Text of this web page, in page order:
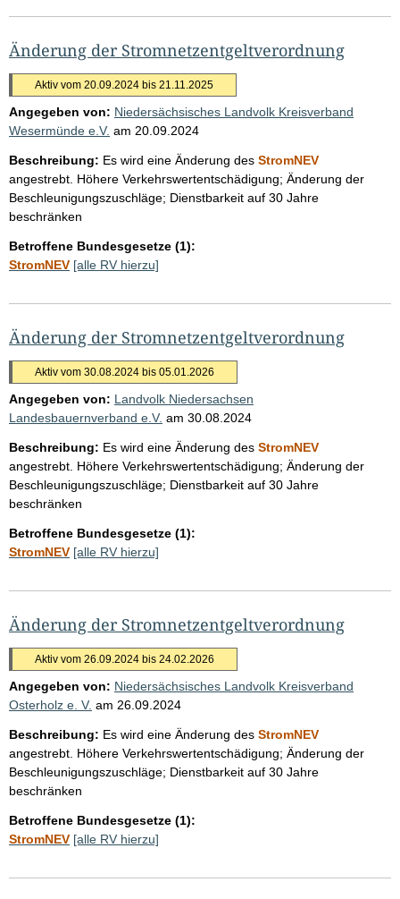
Änderung der Stromnetzentgeltverordnung
Aktiv vom 20.09.2024 bis 21.11.2025
Angegeben von: Niedersächsisches Landvolk Kreisverband
Wesermünde e.V. am 20.09.2024
Beschreibung: Es wird eine Änderung des StromNEV
angestrebt. Höhere Verkehrswertentschädigung; Änderung der
Beschleunigungszuschläge; Dienstbarkeit auf 30 Jahre
beschränken
Betroffene Bundesgesetze (1):
StromNEV [alle RV hierzu]
Änderung der Stromnetzentgeltverordnung
Aktiv vom 30.08.2024 bis 05.01.2026
Angegeben von: Landvolk Niedersachsen
Landesbauernverband e.V. am 30.08.2024
Beschreibung: Es wird eine Änderung des StromNEV
angestrebt. Höhere Verkehrswertentschädigung; Änderung der
Beschleunigungszuschläge; Dienstbarkeit auf 30 Jahre
beschränken
Betroffene Bundesgesetze (1):
StromNEV [alle RV hierzu]
Änderung der Stromnetzentgeltverordnung
Aktiv vom 26.09.2024 bis 24.02.2026
Angegeben von: Niedersächsisches Landvolk Kreisverband
Osterholz e. V. am 26.09.2024
Beschreibung: Es wird eine Änderung des StromNEV
angestrebt. Höhere Verkehrswertentschädigung; Änderung der
Beschleunigungszuschläge; Dienstbarkeit auf 30 Jahre
beschränken
Betroffene Bundesgesetze (1):
StromNEV [alle RV hierzu]